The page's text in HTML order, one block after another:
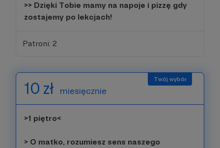
>> Dzięki Tobie mamy na napoje i pizzę gdy
zostajemy po lekcjach!
Patroni: 2
10 zł miesięcznie
>1 piętro<
> O matko, rozumiesz sens naszego